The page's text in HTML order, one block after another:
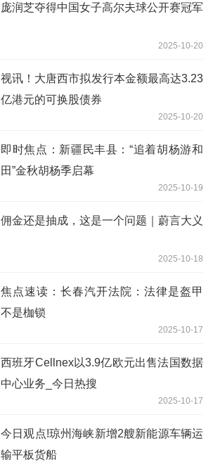
庞润芝夺得中国女子高尔夫球公开赛冠军
2025-10-20
视讯！大唐西市拟发行本金额最高达3.23
亿港元的可换股债券
2025-10-20
即时焦点：新疆民丰县：“追着胡杨游和
田”金秋胡杨季启幕
2025-10-19
佣金还是抽成，这是一个问题｜蔚言大义
2025-10-18
焦点速读：长春汽开法院：法律是盔甲
不是枷锁
2025-10-17
西班牙Cellnex以3.9亿欧元出售法国数据
中心业务_今日热搜
2025-10-17
今日观点!琼州海峡新增2艘新能源车辆运
输平板货船